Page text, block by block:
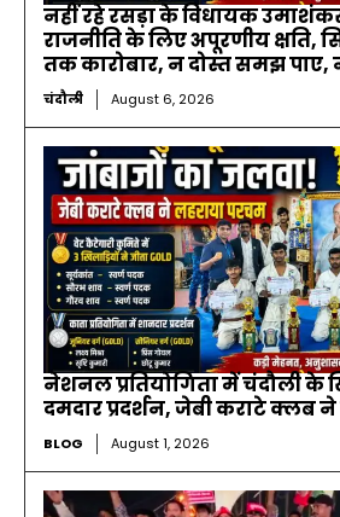
नहीं रहे रसड़ा के विधायक
राजनीति के लिए अपूरणीय क्षति,
तक कारोबार, न दोस्त समझ पाए,
चंदौली August 6, 2026
नेशनल प्रतियोगिता में चंदौली के
दमदार प्रदर्शन, जेबी कराटे क्लब
BLOG August 1, 2026